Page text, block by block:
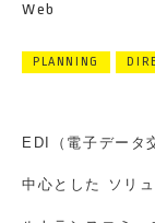
Web
PLANNING
EDI（電子データ
中心とした ソリ